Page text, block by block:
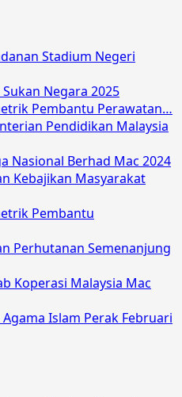
Stadium Negeri
Negara 2025
Pembantu Perawatan…
Pendidikan Malaysia
Nasional Berhad Mac 2024
Kebajikan Masyarakat
Pembantu
Perhutanan Semenanjung
Koperasi Malaysia Mac
Islam Perak Februari